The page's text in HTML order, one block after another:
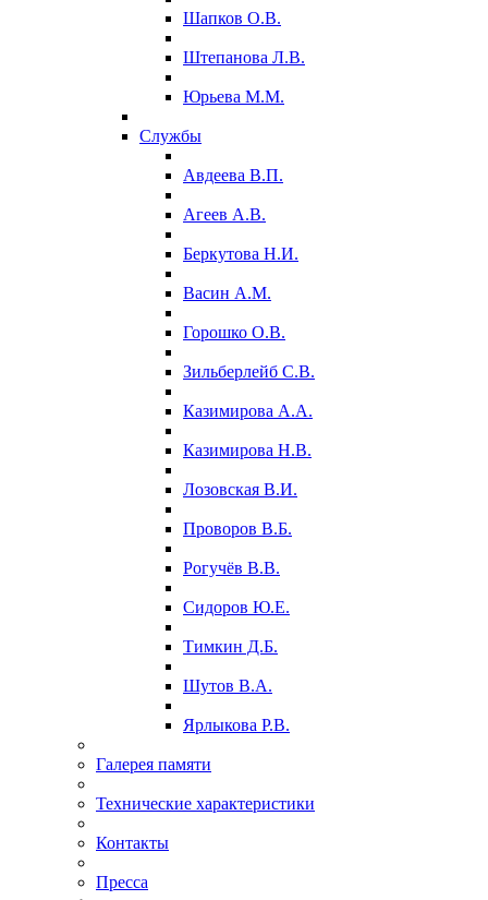
Шапков О.В.
Штепанова Л.В.
Юрьева М.М.
Службы
Авдеева В.П.
Агеев А.В.
Беркутова Н.И.
Васин А.М.
Горошко О.В.
Зильберлейб С.В.
Казимирова А.А.
Казимирова Н.В.
Лозовская В.И.
Проворов В.Б.
Рогучёв В.В.
Сидоров Ю.Е.
Тимкин Д.Б.
Шутов В.А.
Ярлыкова Р.В.
Галерея памяти
Технические характеристики
Контакты
Пресса